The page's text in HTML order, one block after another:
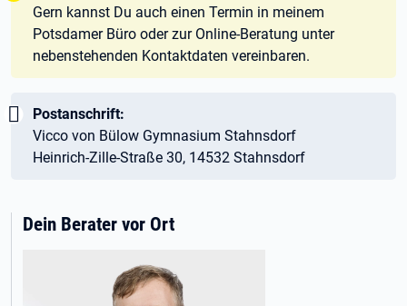
Gern kannst Du auch einen Termin in meinem
Potsdamer Büro oder zur Online-Beratung unter
nebenstehenden Kontaktdaten vereinbaren.
Wichtig:
Postanschrift:
Vicco von Bülow Gymnasium Stahnsdorf
Heinrich-Zille-Straße 30, 14532 Stahnsdorf
Dein Berater vor Ort